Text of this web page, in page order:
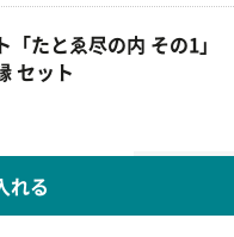
たとゑ尽の内 その1」
セット
れる